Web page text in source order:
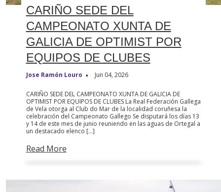
CARIÑO SEDE DEL
CAMPEONATO XUNTA DE
GALICIA DE OPTIMIST POR
EQUIPOS DE CLUBES
Jose Ramón Louro Jun 04, 2026
CARIÑO SEDE DEL CAMPEONATO XUNTA DE GALICIA DE
OPTIMIST POR EQUIPOS DE CLUBES La Real Federación Gallega
de Vela otorga al Club do Mar de la localidad coruñesa la
celebración del Campeonato Gallego Se disputará los días 13
y 14 de este mes de junio reuniendo en las aguas de Ortegal a
un destacado elenco […]
Read More